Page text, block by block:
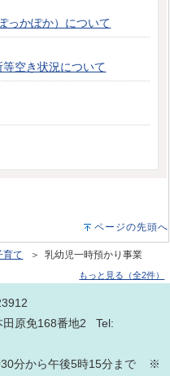
っかぽか）について
空き状況について
ページの先頭へ
育て ＞ 乳幼児一時預かり事業
もっと見る（全2件）
田原免168番地2 Tel:
30分から午後5時15分まで ※